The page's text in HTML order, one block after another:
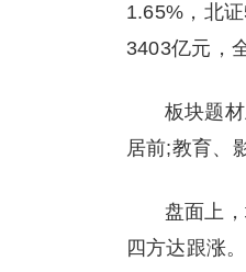
1.65%，北
3403亿元，
板块题
居前;教育、
盘面上
四方达跟涨